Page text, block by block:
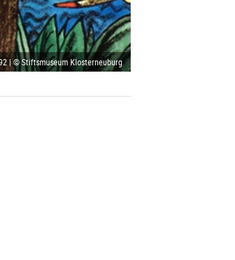
| © Stiftsmuseum Klosterneuburg